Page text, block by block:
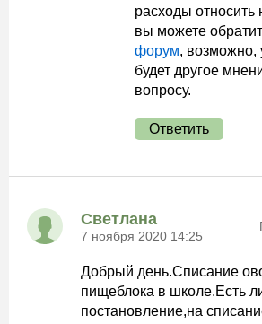
расходы относить
вы можете
форум, возможно,
будет другое
вопросу.
Ответить
Светлана
7 ноября 2020 14:25
Добрый день.Списание
пищеблока в школе.Есть
постановление,на